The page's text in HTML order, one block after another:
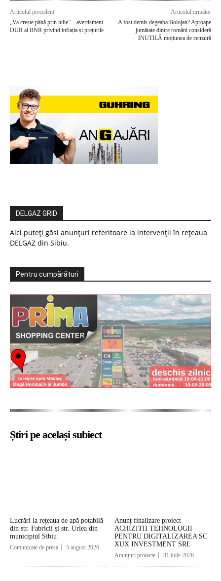
Articolul precedent
„Va crește până prin iulie” – avertisment
DUR al BNR privind inflația și prețurile
Articolul următor
A fost demis degeaba Bolojan? Aproape
jumătate dintre români consideră
INUTILĂ moțiunea de cenzură
DELGAZ GRID
Aici puteți găsi anunțuri referitoare la intervenții în rețeaua
DELGAZ din Sibiu.
Pentru cumpărături
Știri pe același subiect
Lucrări la rețeaua de apă potabilă
din str. Fabricii și str. Urlea din
municipiul Sibiu
Comunicate de presa 5 august 2026
Anunț finalizare proiect
ACHIZITII TEHNOLOGII
PENTRU DIGITALIZAREA SC
XUX INVESTMENT SRL
Anunțuri proiecte 31 iulie 2026